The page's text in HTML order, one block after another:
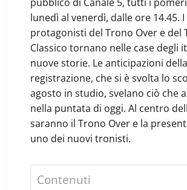
lunedì al venerdì, dalle ore 14.45. I
protagonisti del Trono Over e del
Classico tornano nelle case degli
nuove storie. Le anticipazioni
registrazione, che si è svolta lo
agosto in studio, svelano ciò che
nella puntata di oggi. Al centro
saranno il Trono Over e la
uno dei nuovi tronisti.
Contenuti